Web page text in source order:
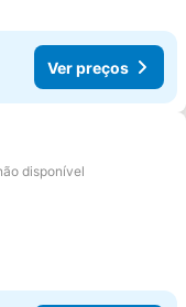
Ver preços
aos favoritos
disponível